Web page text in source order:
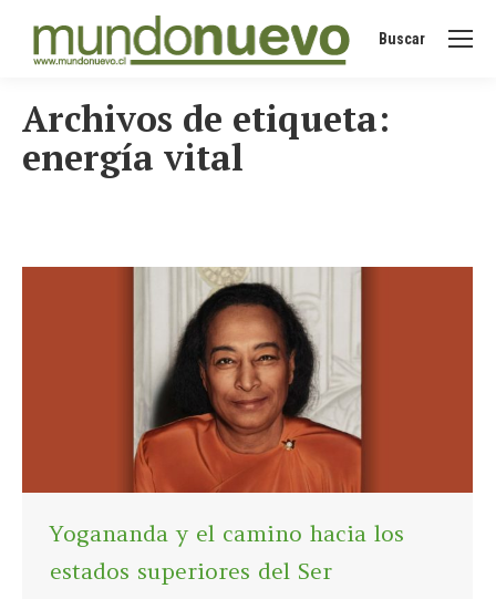
Buscar:
Buscar
Archivos de etiqueta:
energía vital
Yogananda y el camino hacia los
estados superiores del Ser